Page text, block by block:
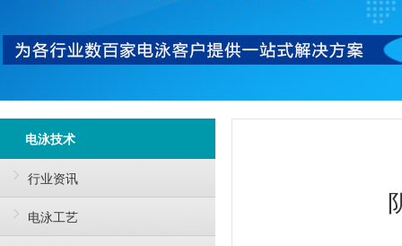
电泳技术
行业资讯
电泳工艺